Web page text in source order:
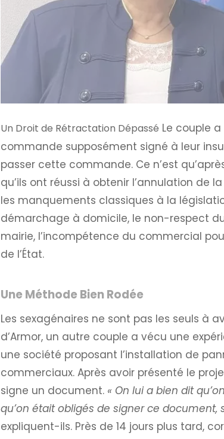
Un Droit de Rétractation Dépassé Le couple
commande supposément signé à leur
passer cette commande. Ce n’est
qu’ils ont réussi à obtenir l’annulation de
les manquements classiques à la
démarchage à domicile, le non-respect
mairie, l’incompétence du commercial
de l’État.
Une Méthode Bien Rodée
Les sexagénaires ne sont pas les seuls à
d’Armor, un autre couple a vécu une
une société proposant l’installation de
commerciaux. Après avoir présenté le
signe un document. « On lui a bien dit
qu’on était obligés de signer ce
expliquent-ils. Près de 14 jours plus tard,